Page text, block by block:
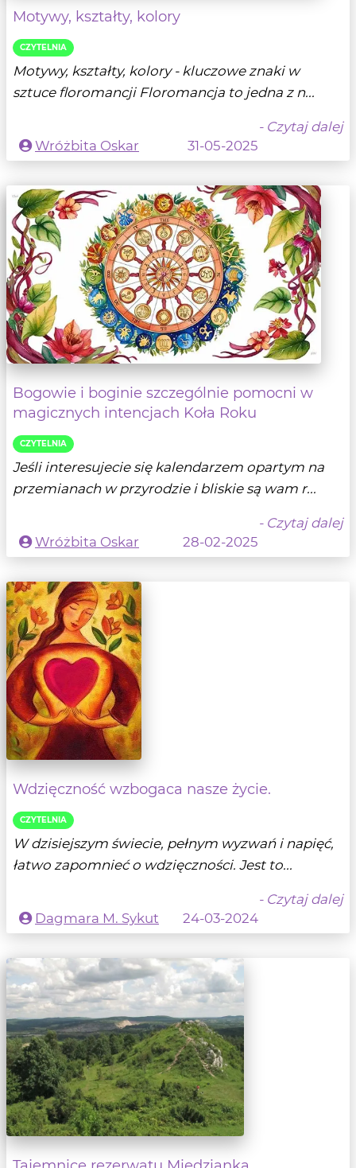
Motywy, kształty, kolory
CZYTELNIA
Motywy, kształty, kolory - kluczowe znaki w
sztuce floromancji Floromancja to jedna z n...
- Czytaj dalej
Wróżbita Oskar
31-05-2025
Bogowie i boginie szczególnie pomocni w
magicznych intencjach Koła Roku
CZYTELNIA
Jeśli interesujecie się kalendarzem opartym na
przemianach w przyrodzie i bliskie są wam r...
- Czytaj dalej
Wróżbita Oskar
28-02-2025
Wdzięczność wzbogaca nasze życie.
CZYTELNIA
W dzisiejszym świecie, pełnym wyzwań i napięć,
łatwo zapomnieć o wdzięczności. Jest to...
- Czytaj dalej
Dagmara M. Sykut
24-03-2024